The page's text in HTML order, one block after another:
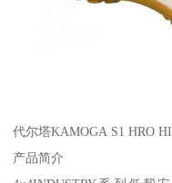
代尔塔KAMOGA S1 HRO HI
产品简介